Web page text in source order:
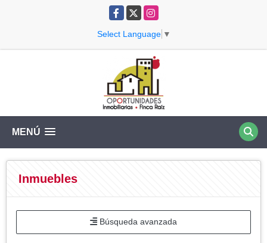
Facebook
X Instagram
Select Language ▼
MENÚ
Inmuebles
Búsqueda avanzada